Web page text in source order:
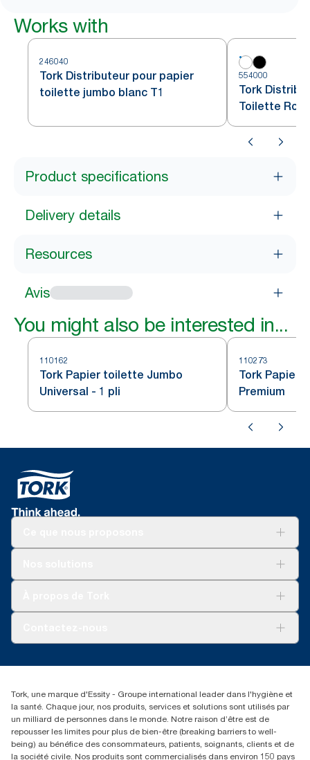
Works with
246040
Tork Distributeur pour papier
toilette jumbo blanc T1
554000
Tork
Toilette
Product specifications
Delivery details
Resources
Avis
You might also be interested in...
110162
Tork Papier toilette Jumbo
Universal - 1 pli
110273
Tork Papier
Premium
Reclamation pour distributeurs
+41 (0)848/810152
Essity Switzerland AG
Parkstraße 1b
6214 Schenkon
Lundi-jeudi 8:00-16:30 | Vendredi 8:00-15:00
GLN: 7609999000928
Tork, une marque d'Essity - Groupe international leader dans l'hygiène et
la santé. Chaque jour, nos produits, services et solutions sont utilisés par
un milliard de personnes dans le monde. Notre raison d’être est de
repousser les limites pour plus de bien-être (breaking barriers to well-
being) au bénéfice des consommateurs, patients, soignants, clients et de
la société civile. Nos produits sont commercialisés dans environ 150 pays